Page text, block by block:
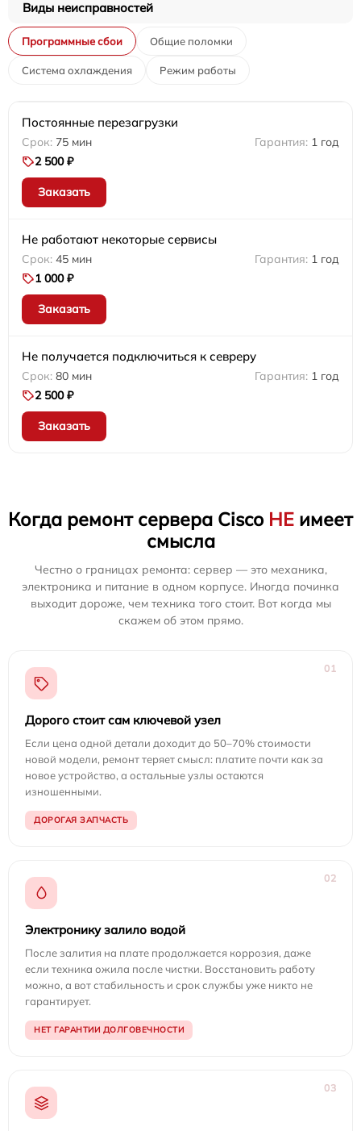
Виды неисправностей
Программные сбои Общие поломки
Система охлаждения Режим работы
Постоянные перезагрузки
75 мин
1 год
2 500 ₽
Заказать
Не работают некоторые сервисы
45 мин
1 год
1 000 ₽
Заказать
Не получается подключиться к севреру
80 мин
1 год
2 500 ₽
Заказать
Когда ремонт сервера Cisco НЕ имеет
смысла
Честно о границах ремонта: сервер — это механика,
электроника и питание в одном корпусе. Иногда починка
выходит дороже, чем техника того стоит. Вот когда мы
скажем об этом прямо.
01
Дорого стоит сам ключевой узел
Если цена одной детали доходит до 50–70% стоимости
новой модели, ремонт теряет смысл: платите почти как за
новое устройство, а остальные узлы остаются
изношенными.
ДОРОГАЯ ЗАПЧАСТЬ
02
Электронику залило водой
После залития на плате продолжается коррозия, даже
если техника ожила после чистки. Восстановить работу
можно, а вот стабильность и срок службы уже никто не
гарантирует.
НЕТ ГАРАНТИИ ДОЛГОВЕЧНОСТИ
03